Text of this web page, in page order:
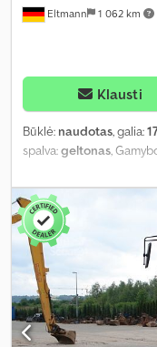
Eltmann 1 062 km
Klausti
Būklė: naudotas, galia:
spalva:geltonas,
mašinos/transporto
saugos patikra,